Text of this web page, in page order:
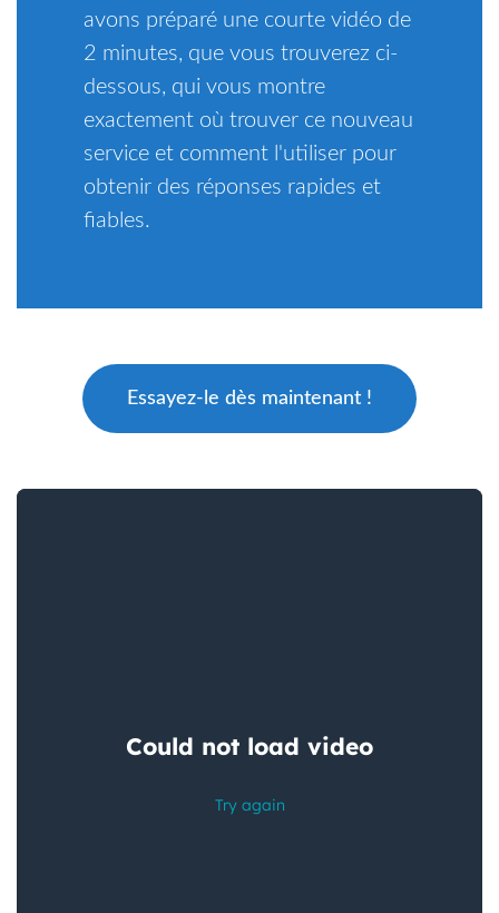
avons préparé une courte vidéo de
2 minutes, que vous trouverez ci-
dessous, qui vous montre
exactement où trouver ce nouveau
service et comment l'utiliser pour
obtenir des réponses rapides et
fiables.
Essayez-le dès maintenant !